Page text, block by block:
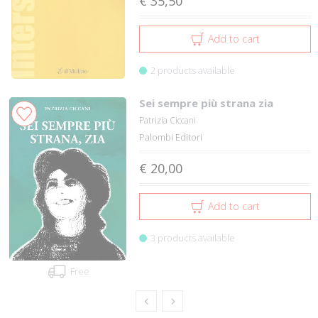
Add to cart
2 products available
Free
Sei sempre più strana zia
Patrizia Ciccani
Palombi Editori
€ 20,00
Add to cart
3 products available